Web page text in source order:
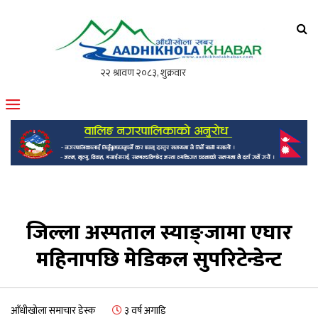
मोफसलकै लोकप्रिय अनलाइन पत्रिका
जिल्ला अस्पताल स्याङ्जामा एघार
महिनापछि मेडिकल सुपरिटेन्डेन्ट
आँधीखोला समाचार डेस्क ३ वर्ष अगाडि